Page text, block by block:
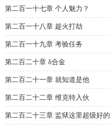
第二百一十七章 个人魅力？
第二百一十八章 趁火打劫
第二百一十九章 考验任务
第二百二十章 δ合金
第二百二十一章 就知道是他
第二百二十二章 维克特入伙
第二百二十三章 监狱这里超级好的